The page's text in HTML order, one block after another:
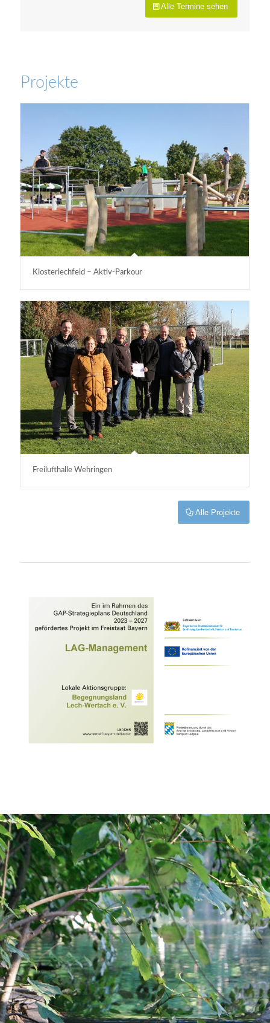
Alle Termine sehen
Projekte
Klosterlechfeld – Aktiv-Parkour
Freilufthalle Wehringen
Alle Projekte